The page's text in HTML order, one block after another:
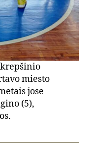
krepšinio
miesto
jose
(5),